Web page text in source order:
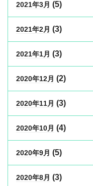
2021年3月 (5)
2021年2月 (3)
2021年1月 (3)
2020年12月 (2)
2020年11月 (3)
2020年10月 (4)
2020年9月 (5)
2020年8月 (3)